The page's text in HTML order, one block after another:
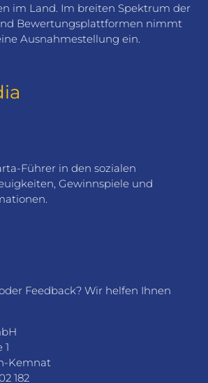
im Land. Im breiten Spektrum der
Bewertungsplattformen nimmt
Ausnahmestellung ein.
Führer in den sozialen
Gewinnspiele und
Feedback? Wir helfen Ihnen
1
Kemnat
182